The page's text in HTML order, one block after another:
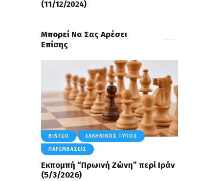
(11/12/2024)
Μπορεί Να Σας Αρέσει
Επίσης
ΒΊΝΤΕΟ ΕΛΛΗΝΙΚΌΣ ΤΎΠΟΣ
ΠΑΡΕΜΒΆΣΕΙΣ
Εκπομπή “Πρωινή Ζώνη” περί Iράν
(5/3/2026)